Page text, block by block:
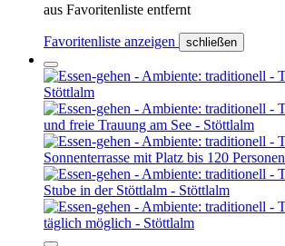
aus Favoritenliste entfernt
Favoritenliste anzeigen schließen